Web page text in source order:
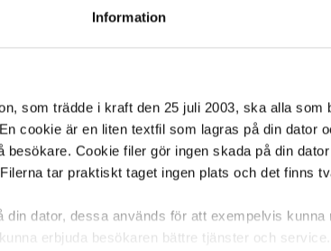
Information
som trädde i kraft den 25 juli 2003, ska alla som
cookie är en liten textfil som lagras på din dator
besökare. Cookie filer gör ingen skada på din
tar praktiskt taget ingen plats och det finns
din dator, dessa används för att exempelvis
erbjuda besökaren bättre tjänster och